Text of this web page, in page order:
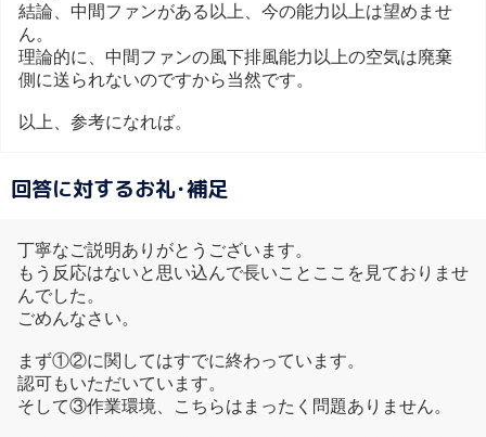
結論、中間ファンがある以上、今の能力以上は望めませ
ん。
理論的に、中間ファンの風下排風能力以上の空気は廃棄
側に送られないのですから当然です。
以上、参考になれば。
回答に対するお礼･補足
丁寧なご説明ありがとうございます。
もう反応はないと思い込んで長いことここを見ておりませ
んでした。
ごめんなさい。
まず①②に関してはすでに終わっています。
認可もいただいています。
そして③作業環境、こちらはまったく問題ありません。